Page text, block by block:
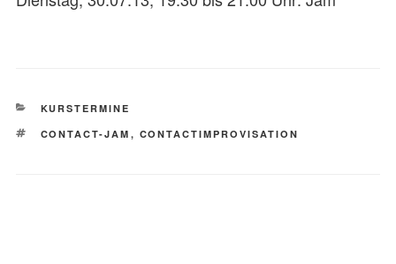
KATEGORIEN
KURSTERMINE
SCHLAGWÖRTER
CONTACT-JAM , CONTACTIMPROVISATION